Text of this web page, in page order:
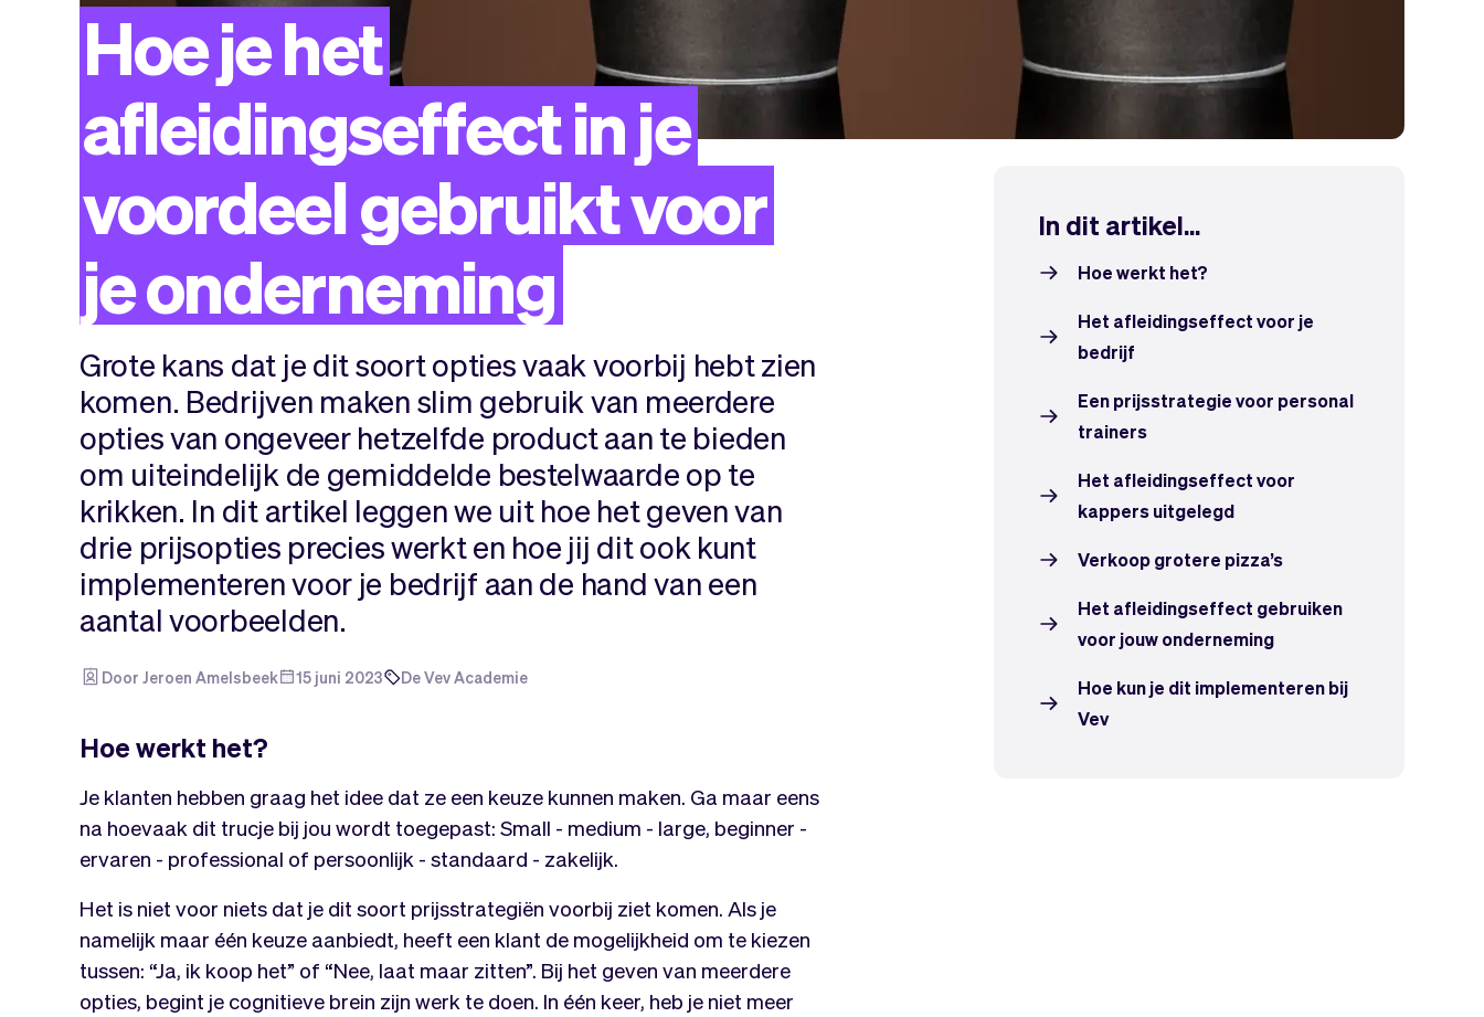
Hoejehet
afleidingseffectinje
voordeelgebruiktvoor
jeonderneming
Grote kans dat je dit soort opties vaak voorbij hebt zien
komen. Bedrijven maken slim gebruik van meerdere
opties van ongeveer hetzelfde product aan te bieden
om uiteindelijk de gemiddelde bestelwaarde op te
krikken. In dit artikel leggen we uit hoe het geven van
drie prijsopties precies werkt en hoe jij dit ook kunt
implementeren voor je bedrijf aan de hand van een
aantal voorbeelden.
Door Jeroen Amelsbeek 15 juni 2023 De Vev Academie
Hoe werkt het?
Je klanten hebben graag het idee dat ze een keuze kunnen maken. Ga maar eens
na hoevaak dit trucje bij jou wordt toegepast: Small - medium - large, beginner -
ervaren - professional of persoonlijk - standaard - zakelijk.
Het is niet voor niets dat je dit soort prijsstrategiën voorbij ziet komen. Als je
namelijk maar één keuze aanbiedt, heeft een klant de mogelijkheid om te kiezen
tussen: “Ja, ik koop het” of “Nee, laat maar zitten”. Bij het geven van meerdere
opties, begint je cognitieve brein zijn werk te doen. In één keer, heb je niet meer
In dit artikel...
Hoe werkt het?
Het afleidingseffect voor je
bedrijf
Een prijsstrategie voor personal
trainers
Het afleidingseffect voor
kappers uitgelegd
Verkoop grotere pizza’s
Het afleidingseffect gebruiken
voor jouw onderneming
Hoe kun je dit implementeren bij
Vev